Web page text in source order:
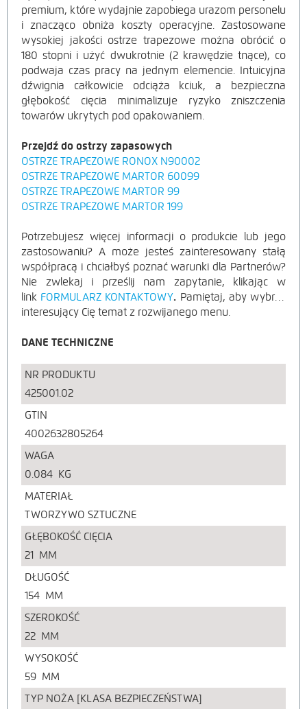
premium, które wydajnie zapobiega urazom personelu
i znacząco obniża koszty operacyjne. Zastosowane
wysokiej jakości ostrze trapezowe można obrócić o
180 stopni i użyć dwukrotnie (2 krawędzie tnące), co
podwaja czas pracy na jednym elemencie. Intuicyjna
dźwignia całkowicie odciąża kciuk, a bezpieczna
głębokość cięcia minimalizuje ryzyko zniszczenia
towarów ukrytych pod opakowaniem.
Przejdź do ostrzy zapasowych
OSTRZE TRAPEZOWE RONOX N90002
OSTRZE TRAPEZOWE MARTOR 60099
OSTRZE TRAPEZOWE MARTOR 99
OSTRZE TRAPEZOWE MARTOR 199
Potrzebujesz więcej informacji o produkcie lub jego
zastosowaniu? A może jesteś zainteresowany stałą
współpracą i chciałbyś poznać warunki dla Partnerów?
Nie zwlekaj i prześlij nam zapytanie, klikając w
link FORMULARZ KONTAKTOWY. Pamiętaj, aby wybrać
interesujący Cię temat z rozwijanego menu.
DANE TECHNICZNE
NR PRODUKTU
425001.02
GTIN
4002632805264
WAGA
0.084 KG
MATERIAŁ
TWORZYWO SZTUCZNE
GŁĘBOKOŚĆ CIĘCIA
21 MM
DŁUGOŚĆ
154 MM
SZEROKOŚĆ
22 MM
WYSOKOŚĆ
59 MM
TYP NOŻA [KLASA BEZPIECZEŃSTWA]